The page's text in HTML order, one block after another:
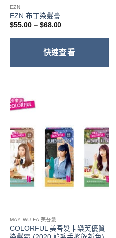
EZN
EZN 布丁染髮膏
$55.00 – $68.00價
範
$55.00
到
快速查看
MAY WU FA 美吾髮
COLORFUL 美吾髮卡樂芙優質